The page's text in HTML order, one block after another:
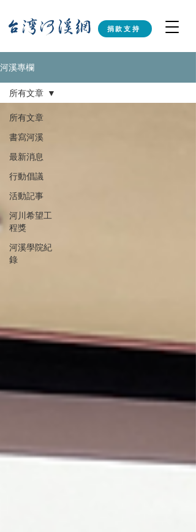
捐款支持
河溪專欄
所有文章
書寫河溪
最新消息
行動倡議
活動記事
河川希望工
程獎
河溪學院紀
錄
所有文章